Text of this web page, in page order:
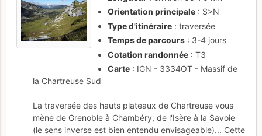
Orientation principale : S>N
Type d'itinéraire : traversée
Temps de parcours : 3-4 jours
Cotation randonnée : T3
Carte : IGN - 3334OT - Massif de
la Chartreuse Sud
La traversée des hauts plateaux de Chartreuse vous
mène de Grenoble à Chambéry, de l'Isère à la Savoie
(le sens inverse est bien entendu envisageable)... Cette